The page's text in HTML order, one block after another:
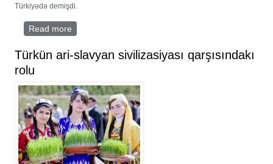
Türkiyədə demişdi.
Read more
Türkün ari-slavyan sivilizasiyası qarşısındakı
rolu